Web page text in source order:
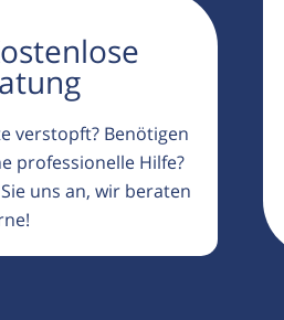
verstopft? Benötigen
professionelle Hilfe?
uns an, wir beraten